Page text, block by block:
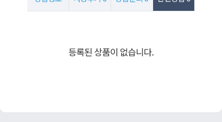
등록된 상품이 없습니다.